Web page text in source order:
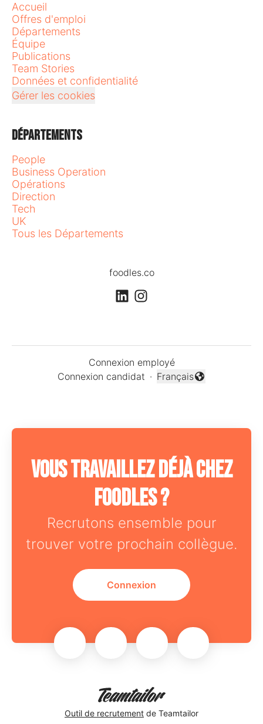
Accueil
Offres d'emploi
Départements
Équipe
Publications
Team Stories
Données et confidentialité
Gérer les cookies
Départements
People
Business Operation
Opérations
Direction
Tech
UK
Tous les Départements
foodles.co
Connexion employé
Connexion candidat ·
Changer la langue
Français
Vous travaillez déjà chez
Foodles ?
Recrutons ensemble pour
trouver votre prochain collègue.
Connexion
Outil de recrutement de Teamtailor